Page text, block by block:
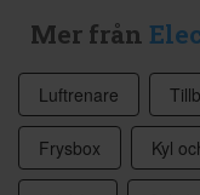
Mer från
Luftrenare
Frysbox Kyl